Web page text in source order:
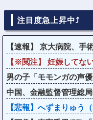
注目度急上昇中⤴
【速報】 京大病院、手
【※閲注】 妊娠してな
男の子「モモンガの声
中国、金融監督管理総
【悲報】へずまりゅう